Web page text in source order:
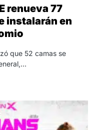
renueva 77
instalarán en
que 52 camas se